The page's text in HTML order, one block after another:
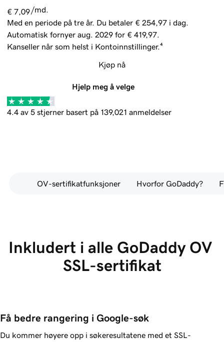
€ 7,09 /md.
Med en periode på tre år. Du betaler € 254,97 i dag.
Automatisk fornyer aug. 2029 for € 419,97.
Kanseller når som helst i Kontoinnstillinger.⁴
Kjøp nå
Hjelp meg å velge
4.4 av 5 stjerner basert på 139,021 anmeldelser
OV-sertifikatfunksjoner Hvorfor GoDaddy?
Inkludert i alle GoDaddy OV
SSL-sertifikat
Få bedre rangering i Google-søk
Du kommer høyere opp i søkeresultatene med et SSL-